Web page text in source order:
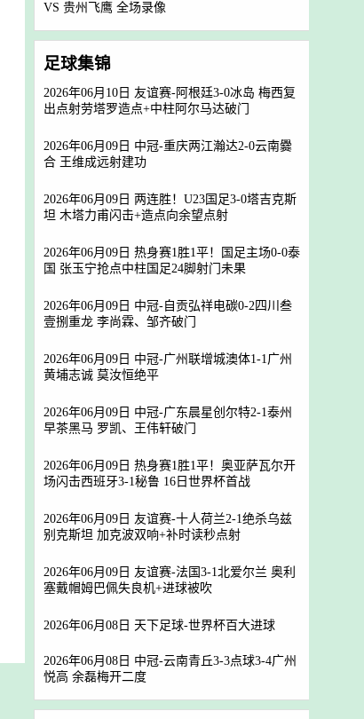
VS 贵州飞鹰 全场录像
足球集锦
2026年06月10日 友谊赛-阿根廷3-0冰岛 梅西复
出点射劳塔罗造点+中柱阿尔马达破门
2026年06月09日 中冠-重庆两江瀚达2-0云南爨
合 王维成远射建功
2026年06月09日 两连胜！U23国足3-0塔吉克斯
坦 木塔力甫闪击+造点向余望点射
2026年06月09日 热身赛1胜1平！国足主场0-0泰
国 张玉宁抢点中柱国足24脚射门未果
2026年06月09日 中冠-自贡弘祥电碳0-2四川叁
壹捌重龙 李尚霖、邹齐破门
2026年06月09日 中冠-广州联增城澳体1-1广州
黄埔志诚 莫汝恒绝平
2026年06月09日 中冠-广东晨星创尔特2-1泰州
早茶黑马 罗凯、王伟轩破门
2026年06月09日 热身赛1胜1平！奥亚萨瓦尔开
场闪击西班牙3-1秘鲁 16日世界杯首战
2026年06月09日 友谊赛-十人荷兰2-1绝杀乌兹
别克斯坦 加克波双响+补时读秒点射
2026年06月09日 友谊赛-法国3-1北爱尔兰 奥利
塞戴帽姆巴佩失良机+进球被吹
2026年06月08日 天下足球-世界杯百大进球
2026年06月08日 中冠-云南青丘3-3点球3-4广州
悦高 余磊梅开二度